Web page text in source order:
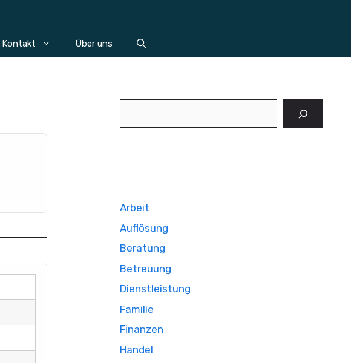
Kontakt Über uns
Arbeit
Auflösung
Beratung
Betreuung
Dienstleistung
Familie
Finanzen
Handel